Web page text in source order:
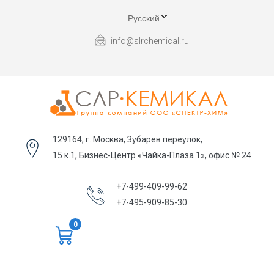
Русский
info@slrchemical.ru
129164, г. Москва, Зубарев переулок,
15 к.1, Бизнес-Центр «Чайка-Плаза 1», офис № 24
+7-499-409-99-62
+7-495-909-85-30
0